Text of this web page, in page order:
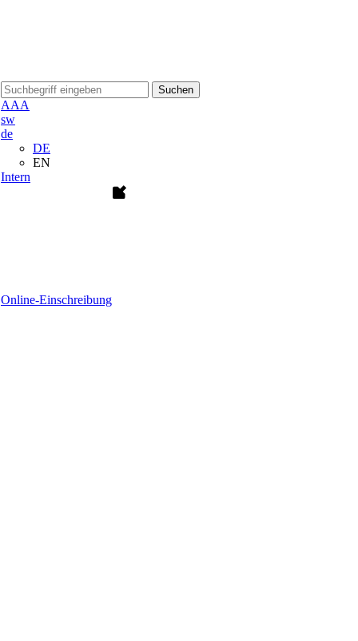
Suchen
AAA
sw
de
DE
EN
Intern
Online-Einschreibung